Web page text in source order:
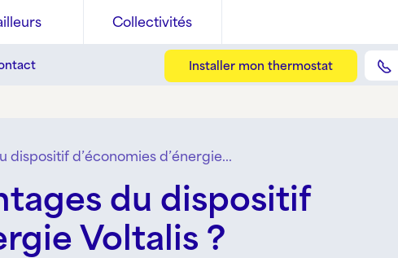
Collectivités
Installer mon thermostat
dispositif d’économies d’énergie...
du dispositif
Voltalis ?